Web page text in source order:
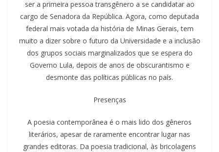
ser a primeira pessoa transgênero a se candidatar ao
cargo de Senadora da República. Agora, como deputada
federal mais votada da história de Minas Gerais, tem
muito a dizer sobre o futuro da Universidade e a inclusão
dos grupos sociais marginalizados que se espera do
Governo Lula, depois de anos de obscurantismo e
desmonte das políticas públicas no país.
Presenças
A poesia contemporânea é o mais lido dos gêneros
literários, apesar de raramente encontrar lugar nas
grandes editoras. Da poesia tradicional, às bricolagens